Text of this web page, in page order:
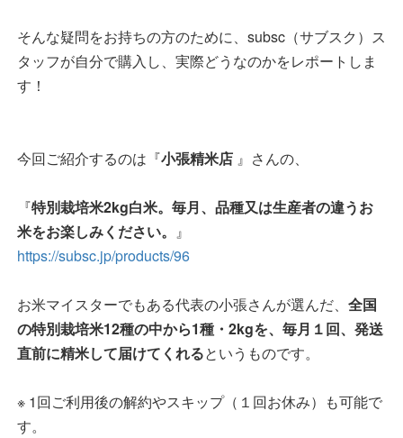
そんな疑問をお持ちの方のために、subsc（サブスク）ス
タッフが自分で購入し、実際どうなのかをレポートしま
す！
今回ご紹介するのは『小張精米店 』さんの、
『特別栽培米2kg白米。毎月、品種又は生産者の違うお
米をお楽しみください。 』
https://subsc.jp/products/96
お米マイスターでもある代表の小張さんが選んだ、 全国
の特別栽培米12種の中から1種・2kgを、毎月１回、発送
直前に精米して届けてくれるというものです。
※ 1回ご利用後の解約やスキップ（１回お休み）も可能で
す。